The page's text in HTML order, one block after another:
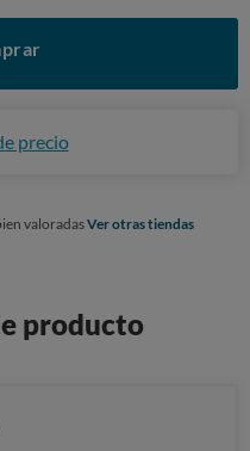
precio
valoradasVer otras tiendas
producto